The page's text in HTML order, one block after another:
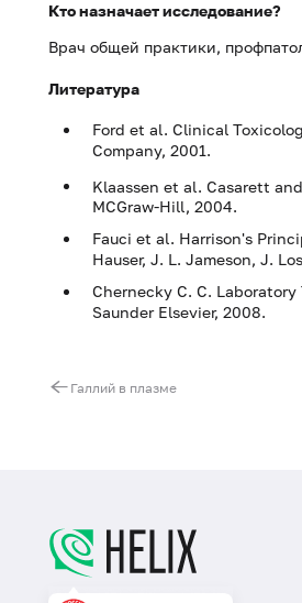
Кто назначает исследование?
Врач общей практики,
Литература
Ford et al. Clinical
Company, 2001.
Klaassen et al. Casarett
MCGraw-Hill, 2004.
Fauci et al. Harrison's
Hauser, J. L. Jameson, J.
Chernecky C. C.
Saunder Elsevier, 2008.
Галлий в плазме